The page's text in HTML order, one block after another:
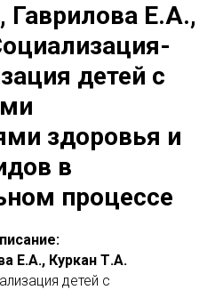
Е.А.,
детей с
здоровья и
в
процессе
Е.А., Куркан Т.А.
детей с